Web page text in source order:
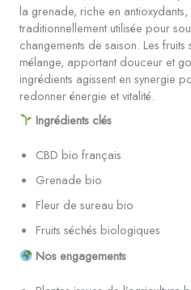
la grenade, riche en
traditionnellement utilisée pour
changements de saison. Les
mélange, apportant douceur et
ingrédients agissent en synergie
redonner énergie et vitalité.
Ingrédients clés
CBD bio français
Grenade bio
Fleur de sureau bio
Fruits séchés biologiques
Nos engagements